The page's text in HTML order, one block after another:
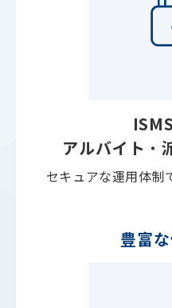
アルバイト ・
セキュアな運用体制
豊富